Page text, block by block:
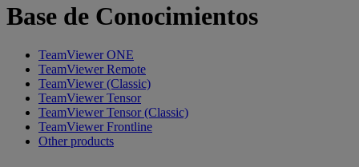
Base de Conocimientos
TeamViewer ONE
TeamViewer Remote
TeamViewer (Classic)
TeamViewer Tensor
TeamViewer Tensor (Classic)
TeamViewer Frontline
Other products